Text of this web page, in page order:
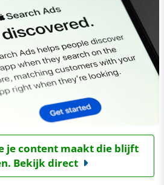
je content maakt die blijft
Bekijk direct